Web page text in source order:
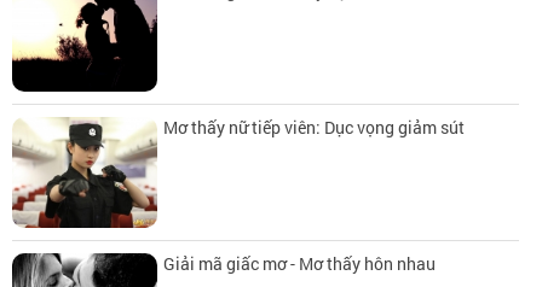
Mơ thấy nữ tiếp viên: Dục vọng giảm sút
Giải mã giấc mơ - Mơ thấy hôn nhau